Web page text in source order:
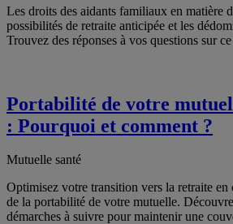
Les droits des aidants familiaux en matière
possibilités de retraite anticipée et les
Trouvez des réponses à vos questions sur
Portabilité de votre
: Pourquoi et comment ?
Mutuelle santé
Optimisez votre transition vers la retraite
de la portabilité de votre mutuelle.
démarches à suivre pour maintenir une